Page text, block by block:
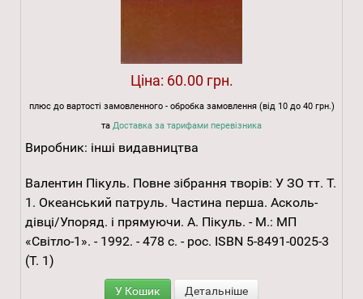
Ціна: 60.00 грн.
плюс до вартості замовленного - обробка замовлення (від 10 до 40 грн.)
та Доставка за тарифами перевізника
Виробник: інші видавництва
Валентин Пікуль. Повне зібрання творів: У ЗО тт. Т.
1. Океанський патруль. Частина перша. Асколь-
дівці/Упоряд. і прямуючи. А. Пікуль. - М.: МП
«Світло-1». - 1992. - 478 с. - рос. ISBN 5-8491-0025-3
(Т. 1)
У Кошик Детальніше